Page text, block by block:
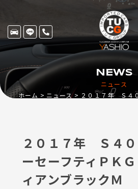
ニュース
NEWS
ホーム ニュース
２０１７年 Ｓ４
ーセーフティＰＫ
ィアンブラックＭ